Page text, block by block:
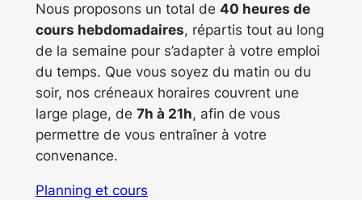
Nous proposons un total de 40 heures de
cours hebdomadaires, répartis tout au long
de la semaine pour s’adapter à votre emploi
du temps. Que vous soyez du matin ou du
soir, nos créneaux horaires couvrent une
large plage, de 7h à 21h, afin de vous
permettre de vous entraîner à votre
convenance.
Planning et cours